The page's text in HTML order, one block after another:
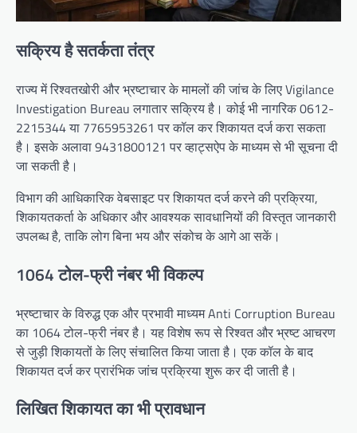
सक्रिय है सतर्कता तंत्र
राज्य में रिश्वतखोरी और भ्रष्टाचार के मामलों की जांच के लिए Vigilance
Investigation Bureau लगातार सक्रिय है। कोई भी नागरिक 0612-
2215344 या 7765953261 पर कॉल कर शिकायत दर्ज करा सकता
है। इसके अलावा 9431800121 पर व्हाट्सऐप के माध्यम से भी सूचना दी
जा सकती है।
विभाग की आधिकारिक वेबसाइट पर शिकायत दर्ज करने की प्रक्रिया,
शिकायतकर्ता के अधिकार और आवश्यक सावधानियों की विस्तृत जानकारी
उपलब्ध है, ताकि लोग बिना भय और संकोच के आगे आ सकें।
1064 टोल-फ्री नंबर भी विकल्प
भ्रष्टाचार के विरुद्ध एक और प्रभावी माध्यम Anti Corruption Bureau
का 1064 टोल-फ्री नंबर है। यह विशेष रूप से रिश्वत और भ्रष्ट आचरण
से जुड़ी शिकायतों के लिए संचालित किया जाता है। एक कॉल के बाद
शिकायत दर्ज कर प्रारंभिक जांच प्रक्रिया शुरू कर दी जाती है।
लिखित शिकायत का भी प्रावधान